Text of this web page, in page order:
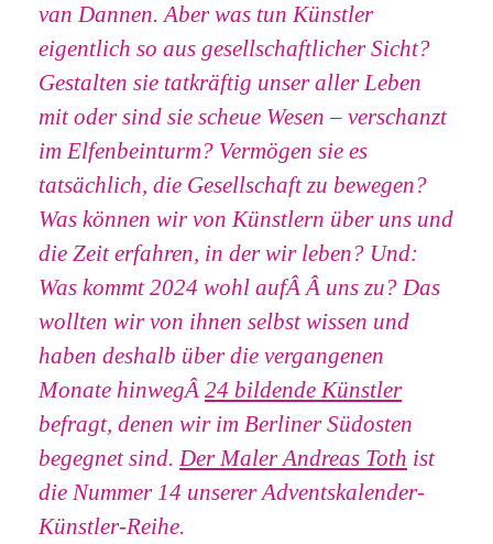
van Dannen. Aber was tun Künstler
eigentlich so aus gesellschaftlicher Sicht?
Gestalten sie tatkräftig unser aller Leben
mit oder sind sie scheue Wesen – verschanzt
im Elfenbeinturm? Vermögen sie es
tatsächlich, die Gesellschaft zu bewegen?
Was können wir von Künstlern über uns und
die Zeit erfahren, in der wir leben? Und:
Was kommt 2024 wohl aufÂ Â uns zu? Das
wollten wir von ihnen selbst wissen und
haben deshalb über die vergangenen
Monate hinwegÂ 24 bildende Künstler
befragt, denen wir im Berliner Südosten
begegnet sind.Der Maler Andreas Toth ist
die Nummer 14 unserer Adventskalender-
Künstler-Reihe.